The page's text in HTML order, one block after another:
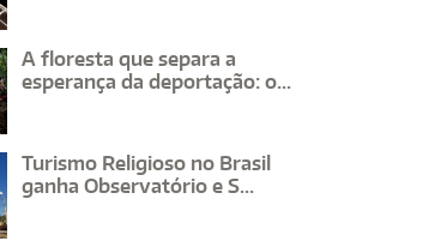
Marapendi
A floresta que separa a
esperança da deportação: o...
Turismo Religioso no Brasil
ganha Observatório e S...